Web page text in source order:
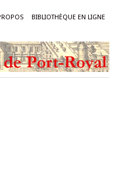
BIBLIOTHÈQUE EN LIGNE